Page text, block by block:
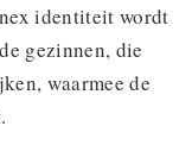
identiteit wordt
gezinnen, die
waarmee de